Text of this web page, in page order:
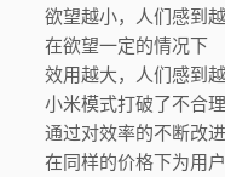
欲望越小，人们感到
在欲望一定的情况下
效用越大，人们感到
小米模式打破了不合
通过对效率的不断改
在同样的价格下为用